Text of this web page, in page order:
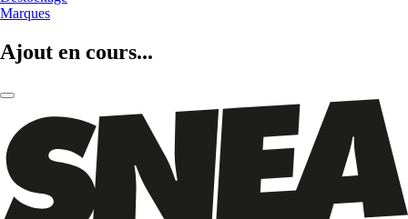
Marques
Ajout en cours...